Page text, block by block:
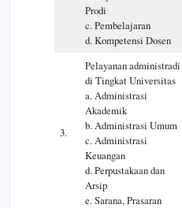
Prodi
c. Pembelajaran
d. Kompetensi Dosen
3.
Pelayanan administradi
di Tingkat Universitas
a. Administrasi
Akademik
b. Administrasi Umum
c. Administrasi
Keuangan
d. Perpustakaan dan
Arsip
e. Sarana, Prasaran